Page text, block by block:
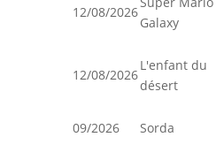
12/08/2026
Galaxy
12/08/2026
L'enfant du
désert
09/2026 Sorda